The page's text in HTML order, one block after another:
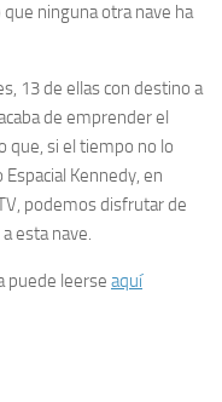
ninguna otra nave ha
13 de ellas con destino a
de emprender el
que, si el tiempo no lo
Kennedy, en
podemos disfrutar de
esta nave.
puede leerse aquí